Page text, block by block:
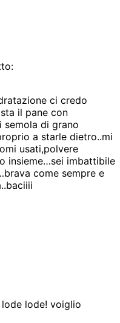
ci credo
il pane con
semola di grano
a starle dietro..mi
usati,polvere
insieme…sei imbattibile
come sempre e
lode lode! voiglio